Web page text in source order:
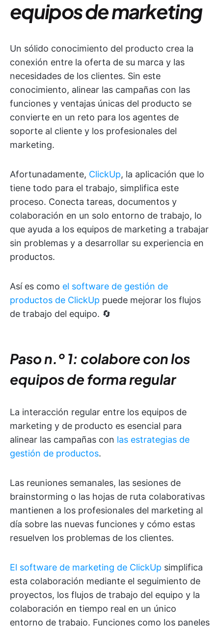
equipos de marketing
Un sólido conocimiento del producto crea la
conexión entre la oferta de su marca y las
necesidades de los clientes. Sin este
conocimiento, alinear las campañas con las
funciones y ventajas únicas del producto se
convierte en un reto para los agentes de
soporte al cliente y los profesionales del
marketing.
Afortunadamente, ClickUp, la aplicación que lo
tiene todo para el trabajo, simplifica este
proceso. Conecta tareas, documentos y
colaboración en un solo entorno de trabajo, lo
que ayuda a los equipos de marketing a trabajar
sin problemas y a desarrollar su experiencia en
productos.
Así es como el software de gestión de
productos de ClickUp puede mejorar los flujos
de trabajo del equipo. 🔄
Paso n.º 1: colabore con los
equipos de forma regular
La interacción regular entre los equipos de
marketing y de producto es esencial para
alinear las campañas con las estrategias de
gestión de productos.
Las reuniones semanales, las sesiones de
brainstorming o las hojas de ruta colaborativas
mantienen a los profesionales del marketing al
día sobre las nuevas funciones y cómo estas
resuelven los problemas de los clientes.
El software de marketing de ClickUp simplifica
esta colaboración mediante el seguimiento de
proyectos, los flujos de trabajo del equipo y la
colaboración en tiempo real en un único
entorno de trabajo. Funciones como los paneles